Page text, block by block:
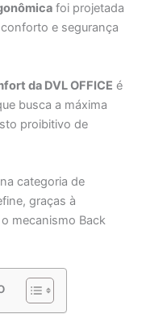
foi projetada
e segurança
da DVL OFFICE é
busca a máxima
proibitivo de
categoria de
graças à
mecanismo Back